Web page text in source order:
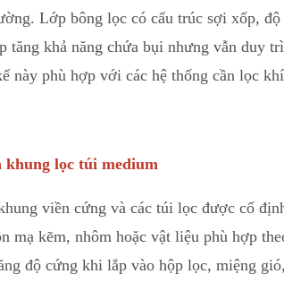
. Lớp bông lọc có cấu trúc sợi xốp,
tăng khả năng chứa bụi nhưng vẫn duy
này phù hợp với các hệ thống cần lọc
khung lọc túi medium
viền cứng và các túi lọc được cố
mạ kẽm, nhôm hoặc vật liệu phù hợp
độ cứng khi lắp vào hộp lọc, miệng